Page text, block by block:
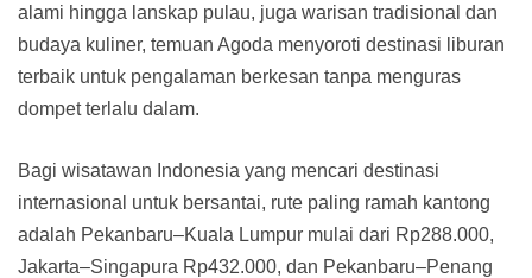
alami hingga lanskap pulau, juga warisan tradisional dan
budaya kuliner, temuan Agoda menyoroti destinasi liburan
terbaik untuk pengalaman berkesan tanpa menguras
dompet terlalu dalam.
Bagi wisatawan Indonesia yang mencari destinasi
internasional untuk bersantai, rute paling ramah kantong
adalah Pekanbaru–Kuala Lumpur mulai dari Rp288.000,
Jakarta–Singapura Rp432.000, dan Pekanbaru–Penang